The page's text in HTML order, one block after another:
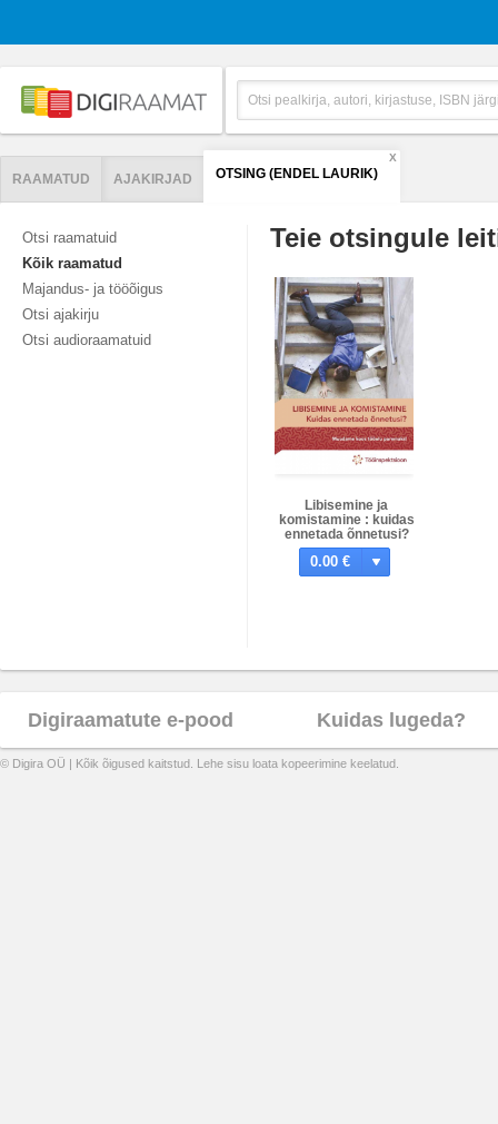
RAAMATUD AJAKIRJAD OTSING (ENDEL LAURIK)
X
Otsi raamatuid
Kõik raamatud
Majandus- ja tööõigus
Otsi ajakirju
Otsi audioraamatuid
Teie otsingule
Libisemine ja
komistamine : kuidas
ennetada õnnetusi?
0.00 €
Digiraamatute e-pood Kuidas lugeda?
© Digira OÜ | Kõik õigused kaitstud. Lehe sisu loata kopeerimine keelatud.